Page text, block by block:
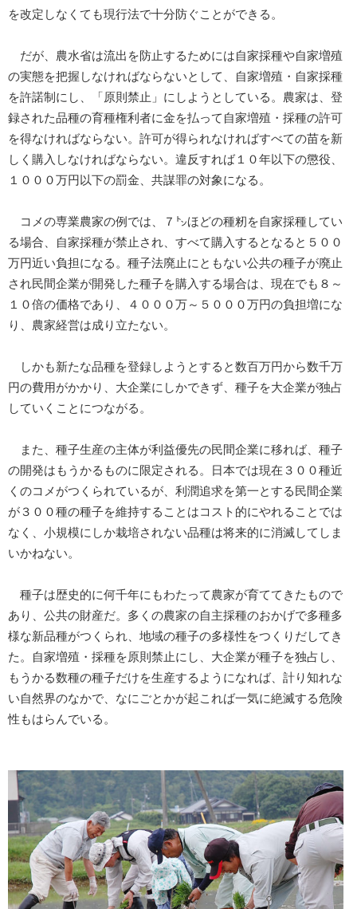
を改定しなくても現行法で十分防ぐことができる。
だが、農水省は流出を防止するためには自家採種や自家増殖
の実態を把握しなければならないとして、自家増殖・自家採種
を許諾制にし、「原則禁止」にしようとしている。農家は、登
録された品種の育種権利者に金を払って自家増殖・採種の許可
を得なければならない。許可が得られなければすべての苗を新
しく購入しなければならない。違反すれば１０年以下の懲役、
１０００万円以下の罰金、共謀罪の対象になる。
コメの専業農家の例では、７㌧ほどの種籾を自家採種してい
る場合、自家採種が禁止され、すべて購入するとなると５００
万円近い負担になる。種子法廃止にともない公共の種子が廃止
され民間企業が開発した種子を購入する場合は、現在でも８～
１０倍の価格であり、４０００万～５０００万円の負担増にな
り、農家経営は成り立たない。
しかも新たな品種を登録しようとすると数百万円から数千万
円の費用がかかり、大企業にしかできず、種子を大企業が独占
していくことにつながる。
また、種子生産の主体が利益優先の民間企業に移れば、種子
の開発はもうかるものに限定される。日本では現在３００種近
くのコメがつくられているが、利潤追求を第一とする民間企業
が３００種の種子を維持することはコスト的にやれることでは
なく、小規模にしか栽培されない品種は将来的に消滅してしま
いかねない。
種子は歴史的に何千年にもわたって農家が育ててきたもので
あり、公共の財産だ。多くの農家の自主採種のおかげで多種多
様な新品種がつくられ、地域の種子の多様性をつくりだしてき
た。自家増殖・採種を原則禁止にし、大企業が種子を独占し、
もうかる数種の種子だけを生産するようになれば、計り知れな
い自然界のなかで、なにごとかが起これば一気に絶滅する危険
性もはらんでいる。